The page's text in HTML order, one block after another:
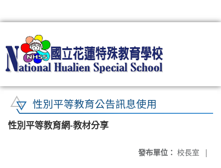
性別平等教育公告訊息使用
性別平等教育網-教材分享
發布單位： 校長室 |